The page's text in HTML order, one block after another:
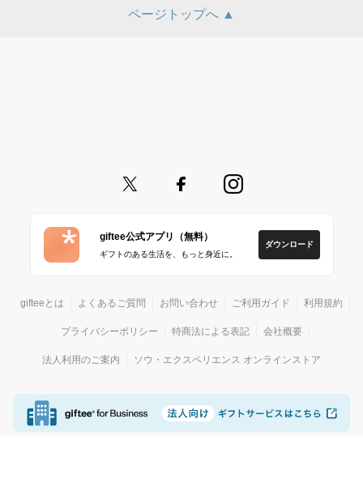
ページトップへ ▲
giftee公式アプリ（無料）
ギフトのある生活を、もっと身近に。
ダウンロード
gifteeとは よくあるご質問 お問い合わせ ご利用ガイド 利用規約
プライバシーポリシー 特商法による表記 会社概要
法人利用のご案内 ソウ・エクスペリエンス オンラインストア